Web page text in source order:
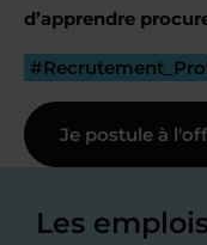
d’apprendre
Je postule à
Les